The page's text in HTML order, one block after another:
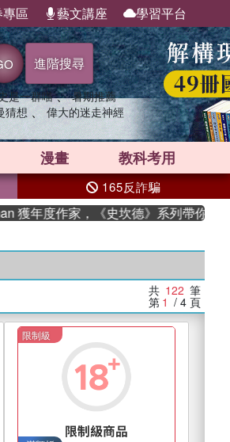
區 藝文講座 學習平台
進階搜尋
是一群喵 、 暑期推薦
猜想 、 偉大的迷走神經
漫畫 教科考用
165反詐騙
家，《史坎德》系列帶你踏上熱血奇
共 122 筆
第 1 / 4 頁
限制級